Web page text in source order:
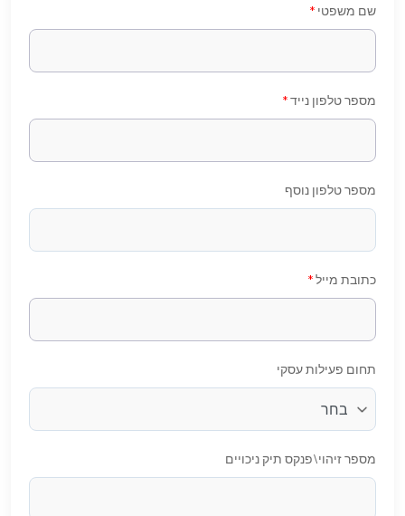
שם משפטי *
מספר טלפון נייד*
מספר טלפון נוסף
כתובת מייל*
תחום פעילות עסקי
מספר זיהוי\פנקס תיק ניכויים